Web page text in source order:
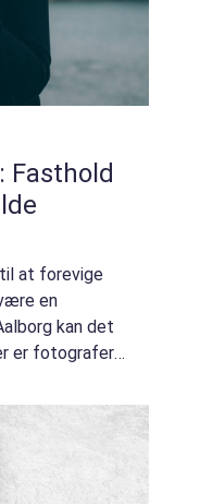
Fasthold
at forevige
en
kan det
er fotografer